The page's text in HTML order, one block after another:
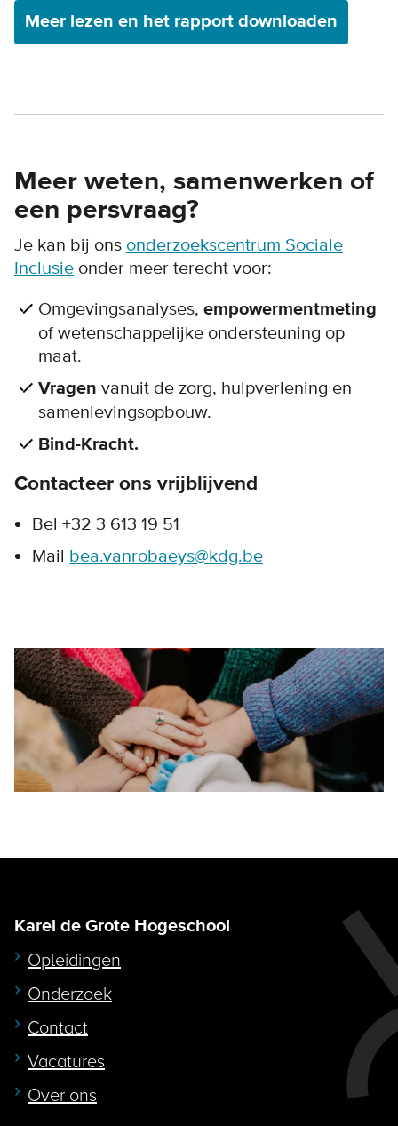
Meer lezen en het rapport downloaden
Meer weten, samenwerken of
een persvraag?
Je kan bij ons onderzoekscentrum Sociale
Inclusie onder meer terecht voor:
Omgevingsanalyses, empowermentmeting
of wetenschappelijke ondersteuning op
maat.
Vragen vanuit de zorg, hulpverlening en
samenlevingsopbouw.
Bind-Kracht.
Contacteer ons vrijblijvend
Bel +32 3 613 19 51
Mail bea.vanrobaeys@kdg.be
Karel de Grote Hogeschool
Opleidingen
Onderzoek
Contact
Vacatures
Over ons